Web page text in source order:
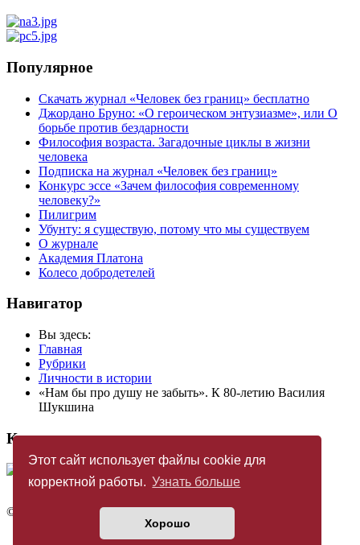
Этот сайт использует файлы cookie для
корректной работы. Узнать больше
Хорошо
Популярное
Скачать журнал «Человек без границ» бесплатно
Джордано Бруно: «О героическом энтузиазме», или О
борьбе против бездарности
Философия возраста. Загадочные циклы в жизни
человека
Подписка на журнал «Человек без границ»
Конкурс эссе «Зачем философия современному
человеку?»
Пилигрим
Убунту: я существую, потому что мы существуем
О журнале
Академия Платона
Колесо добродетелей
Навигатор
Вы здесь:
Главная
Рубрики
Личности в истории
«Нам бы про душу не забыть». К 80-летию Василия
Шукшина
Купить журнал
© Издательство «Новый Акрополь»2005 — 2026
Политика конфиденциальности